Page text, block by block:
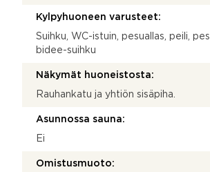
Kylpyhuoneen varusteet:
Suihku, WC-istuin, pesuallas, peili,
bidee-suihku
Näkymät huoneistosta:
Rauhankatu ja yhtiön sisäpiha.
Asunnossa sauna:
Ei
Omistusmuoto: